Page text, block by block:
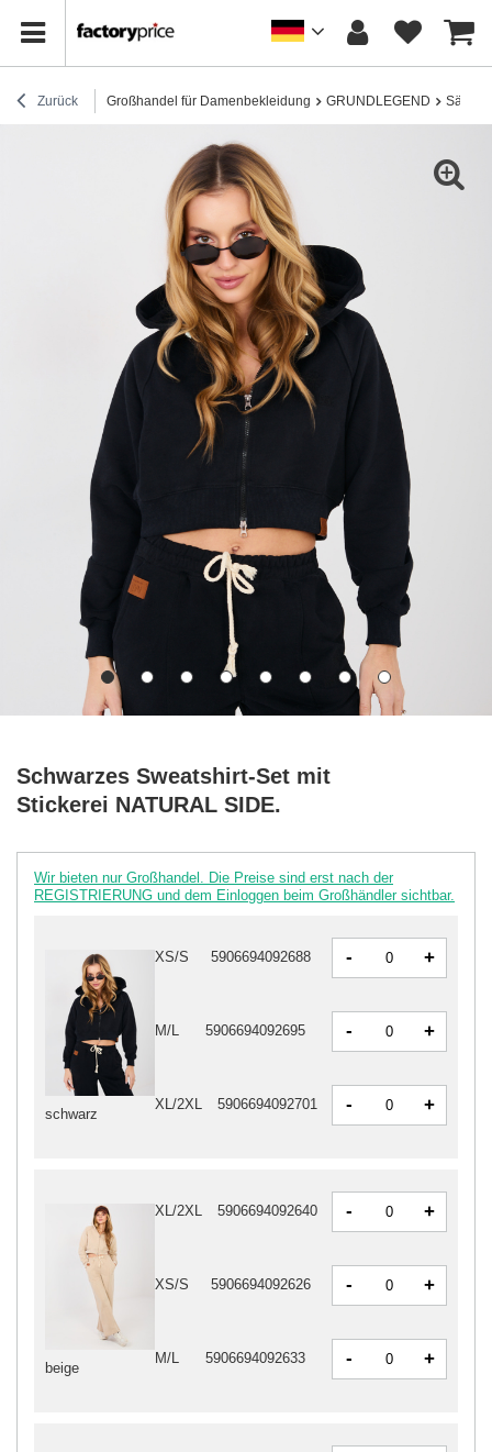
Zurück Großhandel für Damenbekleidung GRUNDLEGEND Sätze
Schwarzes Sweatshirt-Set mit
Stickerei NATURAL SIDE.
Wir bieten nur Großhandel. Die Preise sind erst nach der
REGISTRIERUNG und dem Einloggen beim Großhändler sichtbar.
beige
XL/2XL 5906694092640 - +
XS/S 5906694092626 - +
M/L 5906694092633 - +
schwarz
XS/S 5906694092688 - +
M/L 5906694092695 - +
XL/2XL 5906694092701 - +